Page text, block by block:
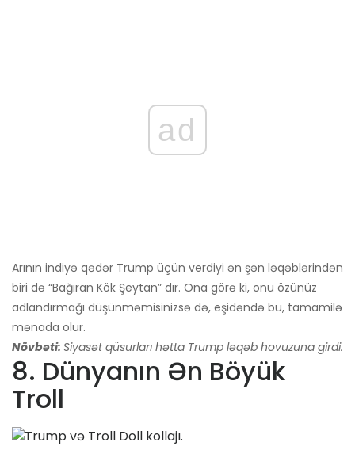
ad
Arının indiyə qədər Trump üçün verdiyi ən şən ləqəblərindən
biri də “Bağıran Kök Şeytan” dır. Ona görə ki, onu özünüz
adlandırmağı düşünməmisinizsə də, eşidəndə bu, tamamilə
mənada olur.
Növbəti: Siyasət qüsurları hətta Trump ləqəb hovuzuna girdi.
8. Dünyanın Ən Böyük
Troll